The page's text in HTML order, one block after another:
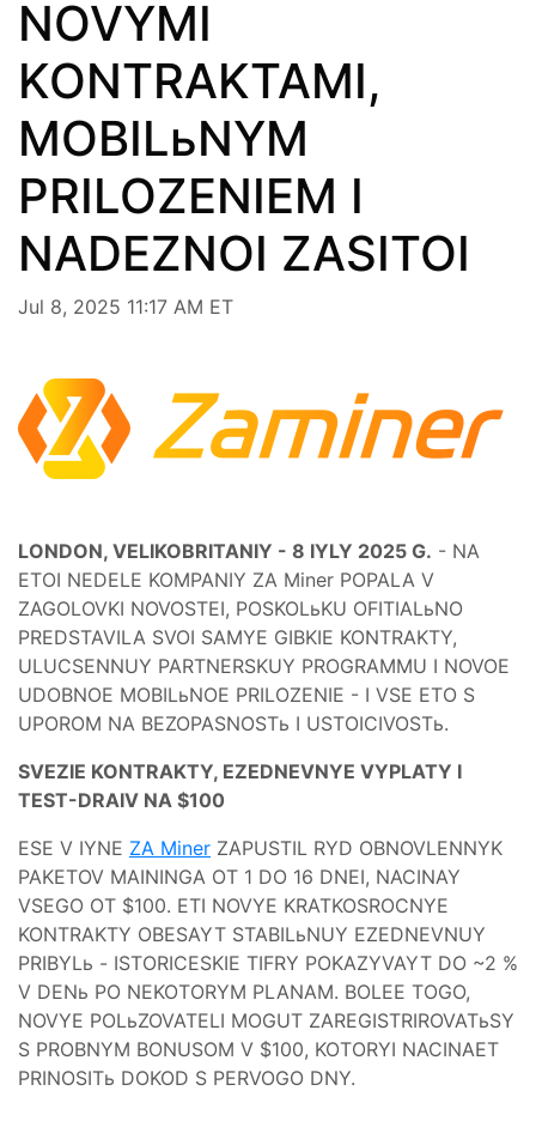
NOVYMI
KONTRAKTAMI,
MOBILьNYM
PRILOZENIEM I
NADEZNOI ZASITOI
Jul 8, 2025 11:17 AM ET
LONDON, VELIKOBRITANIY - 8 IYLY 2025 G. - NA
ETOI NEDELE KOMPANIY ZA Miner POPALA V
ZAGOLOVKI NOVOSTEI, POSKOLьKU OFITIALьNO
PREDSTAVILA SVOI SAMYE GIBKIE KONTRAKTY,
ULUCSENNUY PARTNERSKUY PROGRAMMU I NOVOE
UDOBNOE MOBILьNOE PRILOZENIE - I VSE ETO S
UPOROM NA BEZOPASNOSTь I USTOICIVOSTь.
SVEZIE KONTRAKTY, EZEDNEVNYE VYPLATY I
TEST-DRAIV NA $100
ESE V IYNE ZA Miner ZAPUSTIL RYD OBNOVLENNYK
PAKETOV MAININGA OT 1 DO 16 DNEI, NACINAY
VSEGO OT $100. ETI NOVYE KRATKOSROCNYE
KONTRAKTY OBESAYT STABILьNUY EZEDNEVNUY
PRIBYLь - ISTORICESKIE TIFRY POKAZYVAYT DO ~2 %
V DENь PO NEKOTORYM PLANAM. BOLEE TOGO,
NOVYE POLьZOVATELI MOGUT ZAREGISTRIROVATьSY
S PROBNYM BONUSOM V $100, KOTORYI NACINAET
PRINOSITь DOKOD S PERVOGO DNY.